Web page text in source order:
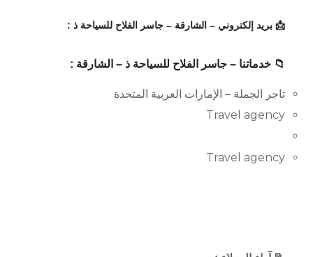
📩 بريد إلكتروني – الشارقة – جاسر الفلاح للسياحة ذ :
📁 خدماتنا – جاسر الفلاح للسياحة ذ – الشارقة :
تاجر الجملة – الإمارات العربية المتحدة
Travel agency
Travel agency